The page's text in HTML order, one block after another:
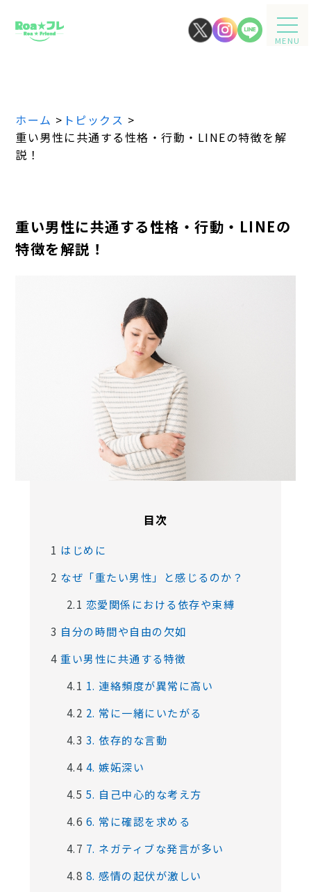
MENU
ホーム > トピックス >
重い男性に共通する性格・行動・LINEの特徴を解
説！
重い男性に共通する性格・行動・LINEの
特徴を解説！
目次
1 はじめに
2 なぜ「重たい男性」と感じるのか？
2.1 恋愛関係における依存や束縛
3 自分の時間や自由の欠如
4 重い男性に共通する特徴
4.1 1. 連絡頻度が異常に高い
4.2 2. 常に一緒にいたがる
4.3 3. 依存的な言動
4.4 4. 嫉妬深い
4.5 5. 自己中心的な考え方
4.6 6. 常に確認を求める
4.7 7. ネガティブな発言が多い
4.8 8. 感情の起伏が激しい